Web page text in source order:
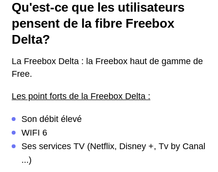
Qu'est-ce que les utilisateurs
pensent de la fibre Freebox
Delta?
La Freebox Delta : la Freebox haut de gamme de
Free.
Les point forts de la Freebox Delta :
Son débit élevé
WIFI 6
Ses services TV (Netflix, Disney +, Tv by Canal
...)